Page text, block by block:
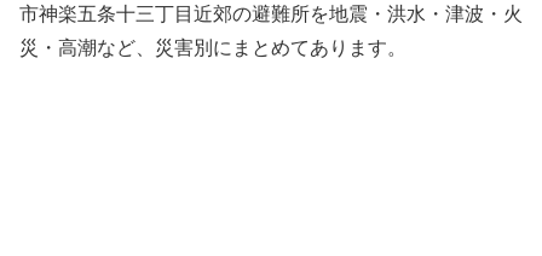
市神楽五条十三丁目近郊の避難所を地震・洪水・津波・火
災・高潮など、災害別にまとめてあります。